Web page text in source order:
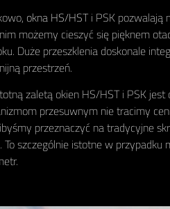
okna HS/HSTi PSK pozwalają
możemy cieszyć się pięknem
Duże przeszklenia doskonale
przestrzeń.
zaletą okien HS/HST i PSK jest
przesuwnym nie tracimy
przeznaczyć na tradycyjne
To szczególnie istotne w przypadku